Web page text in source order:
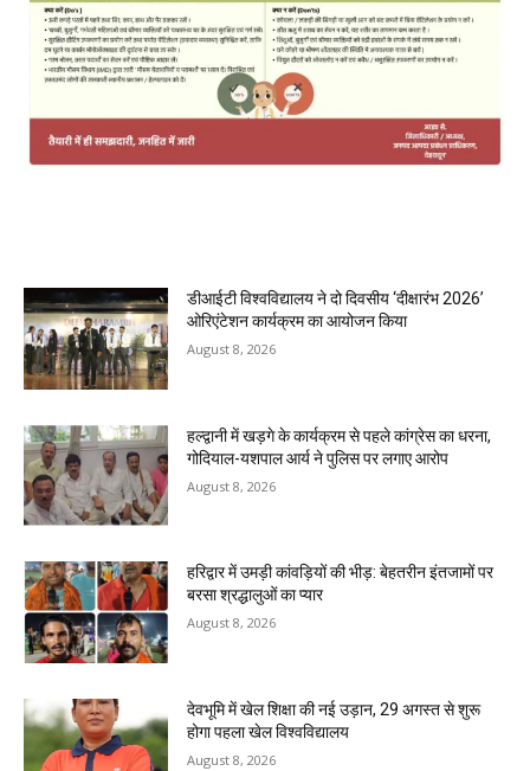
डीआईटी विश्वविद्यालय ने दो दिवसीय ‘दीक्षारंभ 2026’
ओरिएंटेशन कार्यक्रम का आयोजन किया
August 8, 2026
हल्द्वानी में खड़गे के कार्यक्रम से पहले कांग्रेस का धरना,
गोदियाल-यशपाल आर्य ने पुलिस पर लगाए आरोप
August 8, 2026
हरिद्वार में उमड़ी कांवड़ियों की भीड़: बेहतरीन इंतजामों पर
बरसा श्रद्धालुओं का प्यार
August 8, 2026
देवभूमि में खेल शिक्षा की नई उड़ान, 29 अगस्त से शुरू
होगा पहला खेल विश्वविद्यालय
August 8, 2026